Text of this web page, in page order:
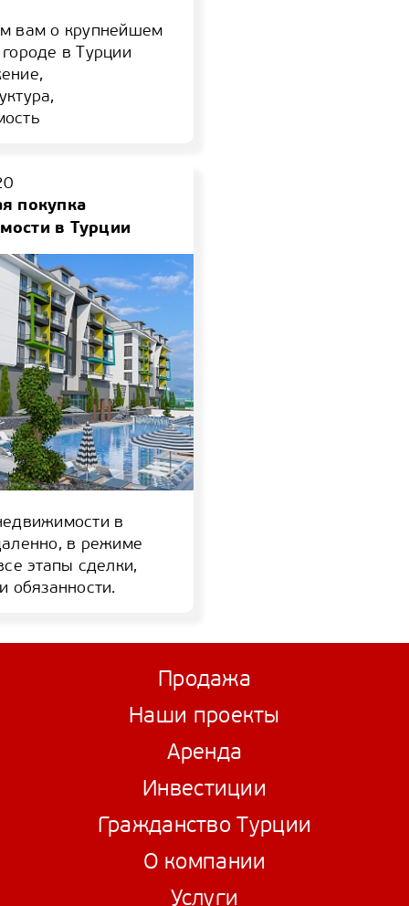
вам о крупнейшем
в Турции
покупка
в Турции
в
в режиме
этапы сделки,
обязанности.
Продажа
Наши проекты
Аренда
Инвестиции
Гражданство Турции
О компании
Услуги